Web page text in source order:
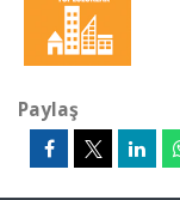
Paylaş